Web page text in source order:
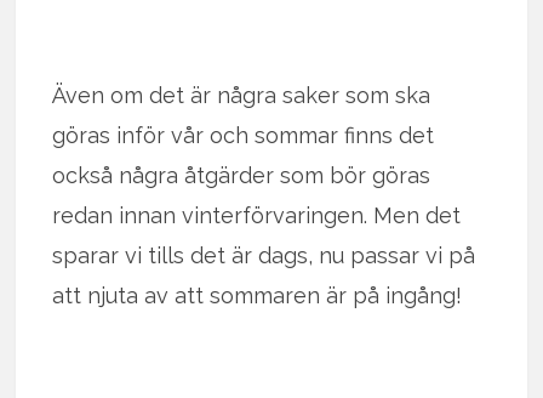
Även om det är några saker som ska
göras inför vår och sommar finns det
också några åtgärder som bör göras
redan innan vinterförvaringen. Men det
sparar vi tills det är dags, nu passar vi på
att njuta av att sommaren är på ingång!